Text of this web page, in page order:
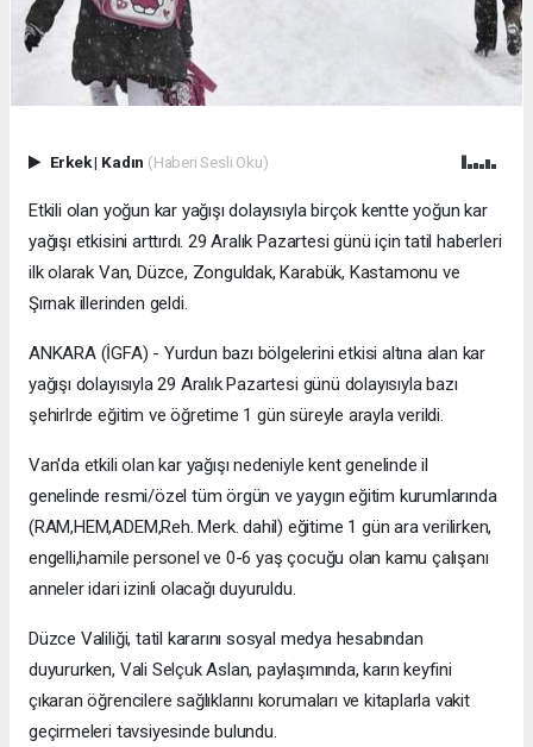
Erkek| Kadın (Haberi Sesli Oku)
Etkili olan yoğun kar yağışı dolayısıyla birçok kentte yoğun kar
yağışı etkisini arttırdı. 29 Aralık Pazartesi günü için tatil haberleri
ilk olarak Van, Düzce, Zonguldak, Karabük, Kastamonu ve
Şırnak illerinden geldi.
ANKARA (İGFA) - Yurdun bazı bölgelerini etkisi altına alan kar
yağışı dolayısıyla 29 Aralık Pazartesi günü dolayısıyla bazı
şehirlrde eğitim ve öğretime 1 gün süreyle arayla verildi.
Van'da etkili olan kar yağışı nedeniyle kent genelinde il
genelinde resmi/özel tüm örgün ve yaygın eğitim kurumlarında
(RAM,HEM,ADEM,Reh. Merk. dahil) eğitime 1 gün ara verilirken,
engelli,hamile personel ve 0-6 yaş çocuğu olan kamu çalışanı
anneler idari izinli olacağı duyuruldu.
Düzce Valiliği, tatil kararını sosyal medya hesabından
duyururken, Vali Selçuk Aslan, paylaşımında, karın keyfini
çıkaran öğrencilere sağlıklarını korumaları ve kitaplarla vakit
geçirmeleri tavsiyesinde bulundu.